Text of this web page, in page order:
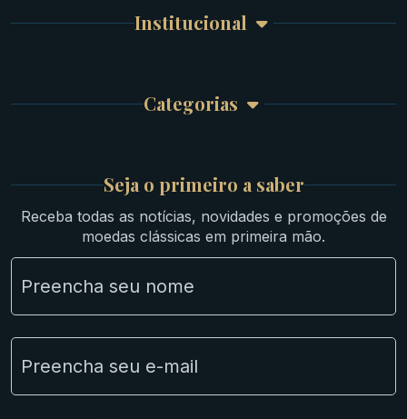
Institucional
Meus Pedidos
Carrinho de Compra
Atendimento
Categorias
Byzantinas
Bíblicas
Ouro
Ibéricas
Lotes Grandes
Material Numismático
NGC e NNC Encapsuladas
Novidades
Seja o primeiro a saber
Receba todas as notícias, novidades e promoções de
moedas clássicas em primeira mão.